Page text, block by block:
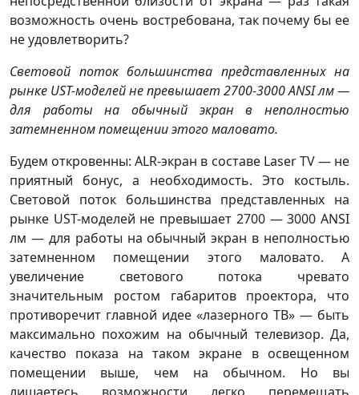
возможность очень востребована, так почему бы ее
не удовлетворить?
Световой поток большинства представленных на
рынке UST-моделей не превышает 2700-3000 ANSI лм —
для работы на обычный экран в неполностью
затемненном помещении этого маловато.
Будем откровенны: ALR-экран в составе Laser TV — не
приятный бонус, а необходимость. Это костыль.
Световой поток большинства представленных на
рынке UST-моделей не превышает 2700 — 3000 ANSI
лм — для работы на обычный экран в неполностью
затемненном помещении этого маловато. А
увеличение светового потока чревато
значительным ростом габаритов проектора, что
противоречит главной идее «лазерного ТВ» — быть
максимально похожим на обычный телевизор. Да,
качество показа на таком экране в освещенном
помещении выше, чем на обычном. Но вы